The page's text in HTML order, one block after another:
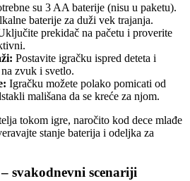
su 3 AA baterije (nisu u paketu).
baterije za duži vek trajanja.
prekidač na pačetu i proverite
Postavite igračku ispred deteta i
zvuk i svetlo.
Igračku možete polako pomicati od
mališana da se kreće za njom.
tokom igre, naročito kod dece mlađe
stanje baterija i odeljka za
svakodnevni scenariji